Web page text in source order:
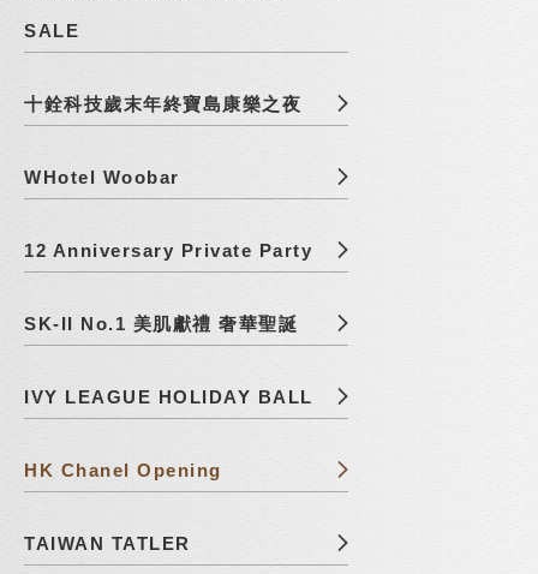
SALE
十銓科技歲末年終寶島康樂之夜
WHotel Woobar
12 Anniversary Private Party
SK-II No.1 美肌獻禮 奢華聖誕
IVY LEAGUE HOLIDAY BALL
HK Chanel Opening
TAIWAN TATLER